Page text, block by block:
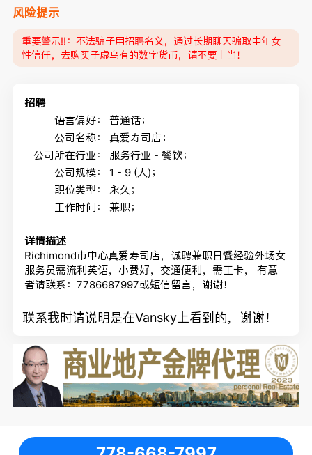
风险提示
重要警示‼️：不法骗子用招聘名义，通过长期聊天骗取中年女
性信任，去购买子虚乌有的数字货币，请不要上当！
招聘
语言偏好：
普通话；
公司名称：
真爱寿司店；
公司所在行业：
服务行业 - 餐饮；
公司规模：
1 - 9 (人)；
职位类型：
永久；
工作时间：
兼职；
详情描述
Richimond市中心真爱寿司店，诚聘兼职日餐经验外场女
服务员需流利英语，小费好，交通便利，需工卡， 有意
者请联系：7786687997或短信留言，谢谢！
联系我时请说明是在Vansky上看到的，谢谢！